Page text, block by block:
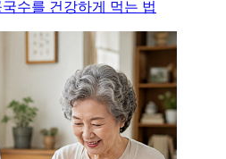
수를 건강하게 먹는 법